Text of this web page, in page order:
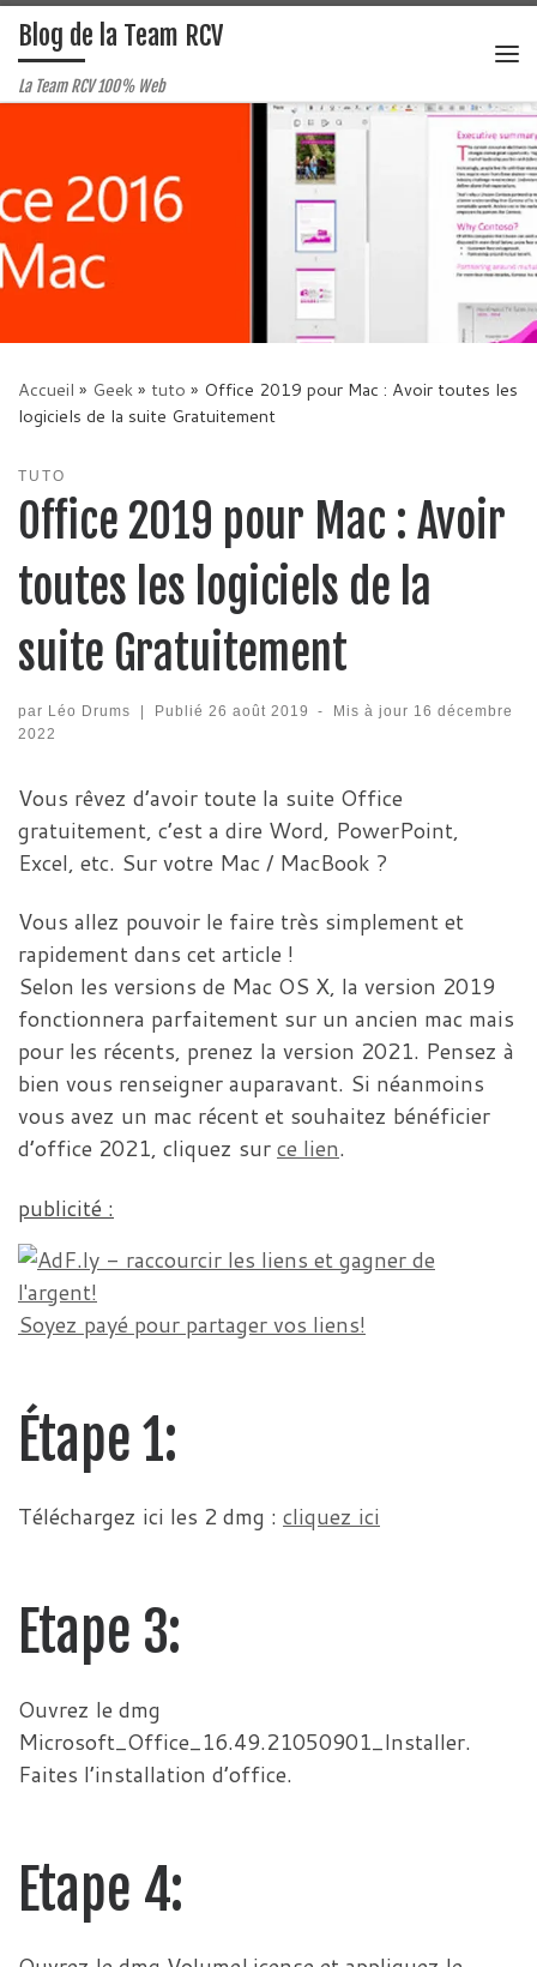
Passer au contenu
Blog de la Team RCV
La Team RCV 100% Web
Accueil » Geek» tuto » Office 2019 pour Mac : Avoir toutes les
logiciels de la suite Gratuitement
TUTO
Office 2019 pour Mac : Avoir
toutes les logiciels de la
suite Gratuitement
par Léo Drums Publié 26 août 2019 - Mis à jour 16 décembre
2022
Vous rêvez d’avoir toute la suite Office
gratuitement, c’est a dire Word, PowerPoint,
Excel, etc. Sur votre Mac / MacBook ?
Vous allez pouvoir le faire très simplement et
rapidement dans cet article !
Selon les versions de Mac OS X, la version 2019
fonctionnera parfaitement sur un ancien mac mais
pour les récents, prenez la version 2021. Pensez à
bien vous renseigner auparavant. Si néanmoins
vous avez un mac récent et souhaitez bénéficier
d’office 2021, cliquez surce lien.
publicité :
Soyez payé pour partager vos liens!
Étape 1:
Téléchargez ici les 2 dmg : cliquez ici
Etape 3:
Ouvrez le dmg
Microsoft_Office_16.49.21050901_Installer.
Faites l’installation d’office.
Etape 4: